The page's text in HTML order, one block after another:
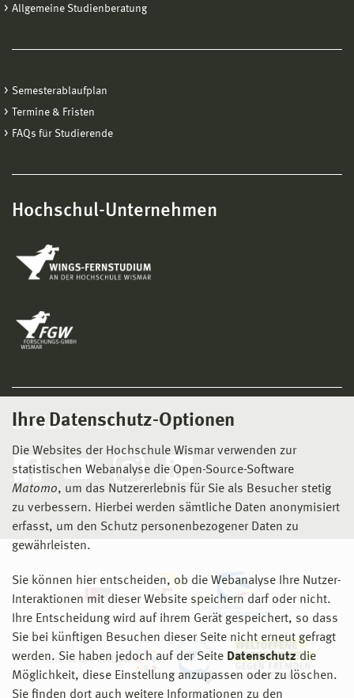
Ihre Datenschutz-Optionen
Die Websites der Hochschule Wismar verwenden zur
statistischen Webanalyse die Open-Source-Software
Matomo, um das Nutzererlebnis für Sie als Besucher stetig
zu verbessern. Hierbei werden sämtliche Daten anonymisiert
erfasst, um den Schutz personenbezogener Daten zu
gewährleisten.
Sie können hier entscheiden, ob die Webanalyse Ihre Nutzer-
Interaktionen mit dieser Website speichern darf oder nicht.
Ihre Entscheidung wird auf ihrem Gerät gespeichert, so dass
Sie bei künftigen Besuchen dieser Seite nicht erneut gefragt
werden. Sie haben jedoch auf der Seite Datenschutz die
Möglichkeit, diese Einstellung anzupassen oder zu löschen.
Sie finden dort auch weitere Informationen zu den
Allgemeine Studienberatung
Semesterablaufplan
Termine & Fristen
FAQs für Studierende
Hochschul-Unternehmen
Social Media